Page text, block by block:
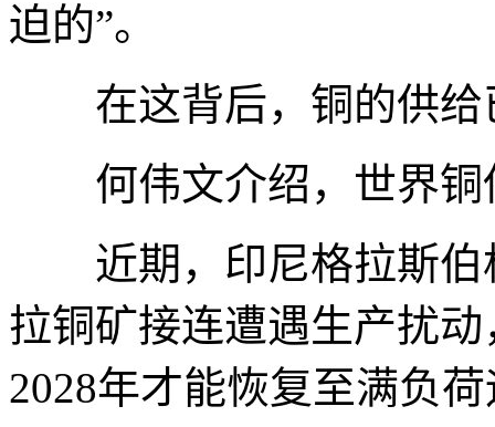
迫的”。
在这背后，铜的供给
何伟文介绍，世界铜
近期，印尼格拉斯伯
拉铜矿接连遭遇生产扰
2028年才能恢复至满负